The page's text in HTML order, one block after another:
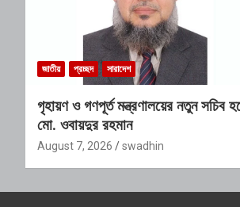
জাতীয় প্রচ্ছদ সারাদেশ
গৃহায়ণ ও গণপূর্ত মন্ত্রণালয়ের নতুন সচিব
মো. ওবায়দুর রহমান
August 7, 2026 swadhin